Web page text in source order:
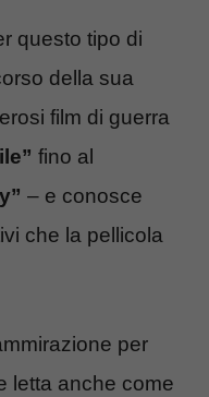
questo tipo di
della sua
film di guerra
fino al
– e conosce
che la pellicola
per
letta anche come